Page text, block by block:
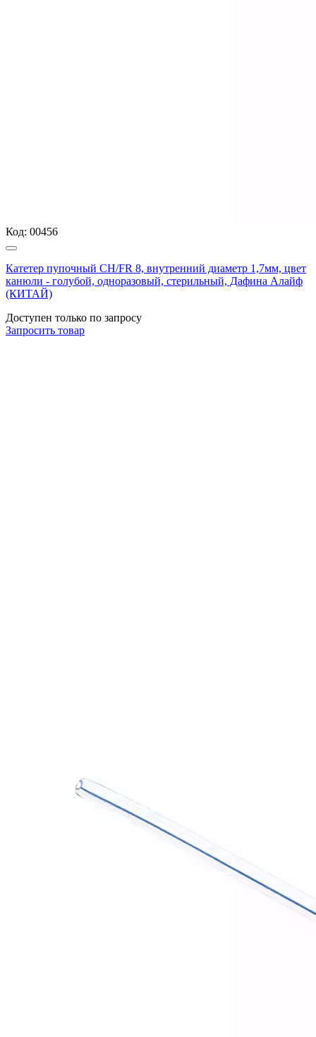
Код: 00456
Катетер пупочный CH/FR 8, внутренний диаметр 1,7мм, цвет
канюли - голубой, одноразовый, стерильный, Дафина Алайф
(КИТАЙ)
Доступен только по запросу
Запросить товар